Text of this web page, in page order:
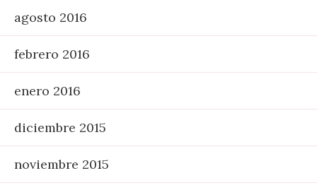
agosto 2016
febrero 2016
enero 2016
diciembre 2015
noviembre 2015